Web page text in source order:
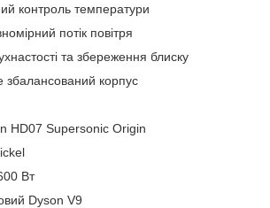
контроль температури
потік повітря
та збереження блиску
збалансований корпус
HD07 Supersonic Origin
Вт
Dyson V9